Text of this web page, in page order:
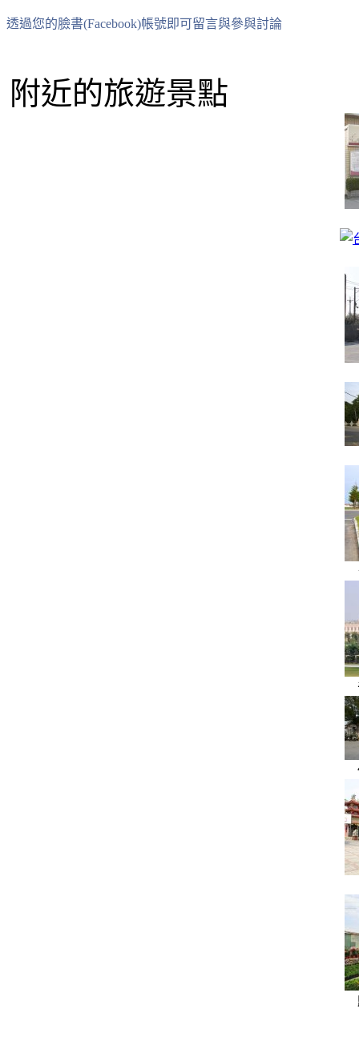
透過您的臉書(Facebook)帳號即可留言與參與討論
附近的旅遊景點